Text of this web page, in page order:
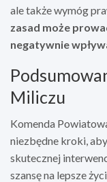
ale także wymóg
zasad może
negatywnie
Miliczu
Komenda
niezbędne kroki,
skutecznej
szansę na lepsze